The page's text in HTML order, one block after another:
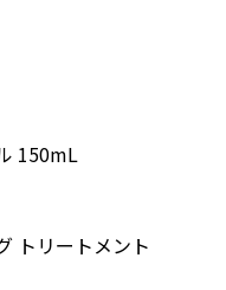
150mL
トリートメント